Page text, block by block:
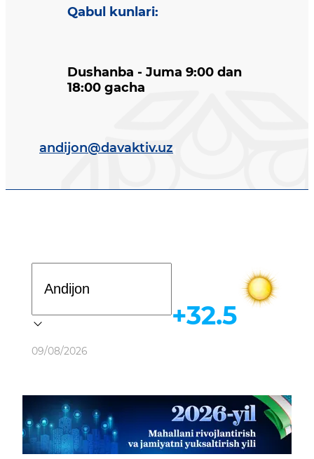
Qabul kunlari:
Dushanba - Juma 9:00 dan
18:00 gacha
andijon@davaktiv.uz
Ob-havo
09/08/2026
+32.5